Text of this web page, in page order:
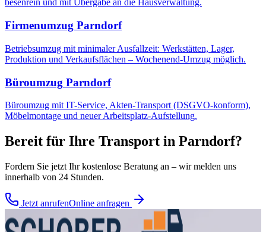
besenrein und mit Übergabe an die Hausverwaltung.
Firmenumzug Parndorf
Betriebsumzug mit minimaler Ausfallzeit: Werkstätten, Lager,
Produktion und Verkaufsflächen – Wochenend-Umzug möglich.
Büroumzug Parndorf
Büroumzug mit IT-Service, Akten-Transport (DSGVO-konform),
Möbelmontage und neuer Arbeitsplatz-Aufstellung.
Bereit für Ihre Transport in Parndorf?
Fordern Sie jetzt Ihr kostenlose Beratung an – wir melden uns
innerhalb von 24 Stunden.
Jetzt anrufenOnline anfragen